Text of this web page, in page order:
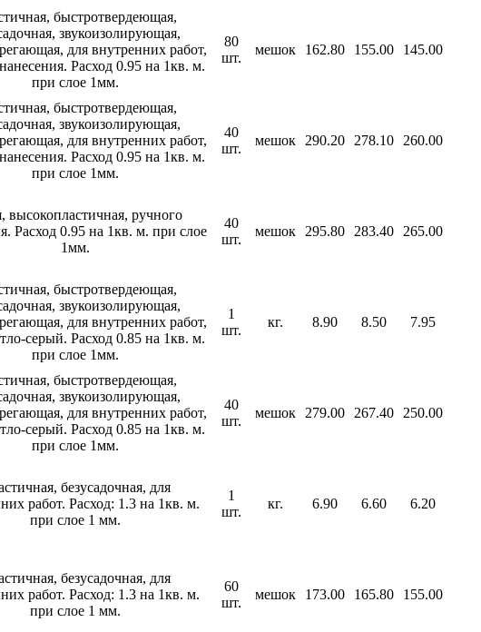
быстротвердеющая,
звукоизолирующая,
для внутренних работ,
Расход 0.95 на 1кв. м.
при слое 1мм.
80
шт.
мешок 162.80 155.00 145.00
быстротвердеющая,
звукоизолирующая,
для внутренних работ,
Расход 0.95 на 1кв. м.
при слое 1мм.
40
шт.
мешок 290.20 278.10 260.00
высокопластичная, ручного
Расход 0.95 на 1кв. м. при слое
1мм.
40
шт.
мешок 295.80 283.40 265.00
быстротвердеющая,
звукоизолирующая,
для внутренних работ,
серый. Расход 0.85 на 1кв. м.
при слое 1мм.
1
шт.
кг. 8.90 8.50 7.95
быстротвердеющая,
звукоизолирующая,
для внутренних работ,
серый. Расход 0.85 на 1кв. м.
при слое 1мм.
40
шт.
мешок 279.00 267.40 250.00
безусадочная, для
работ. Расход: 1.3 на 1кв. м.
при слое 1 мм.
1
шт.
кг. 6.90 6.60 6.20
безусадочная, для
работ. Расход: 1.3 на 1кв. м.
при слое 1 мм.
60
шт.
мешок 173.00 165.80 155.00